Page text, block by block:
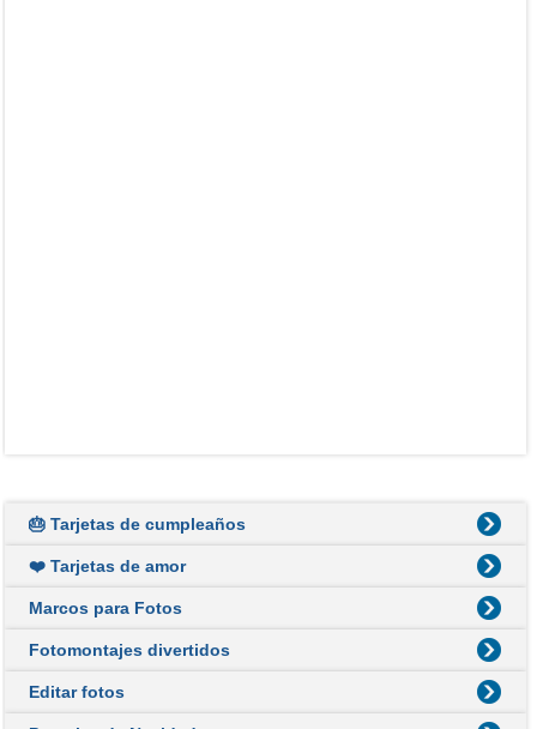
🎂 Tarjetas de cumpleaños
❤️ Tarjetas de amor
Marcos para Fotos
Fotomontajes divertidos
Editar fotos